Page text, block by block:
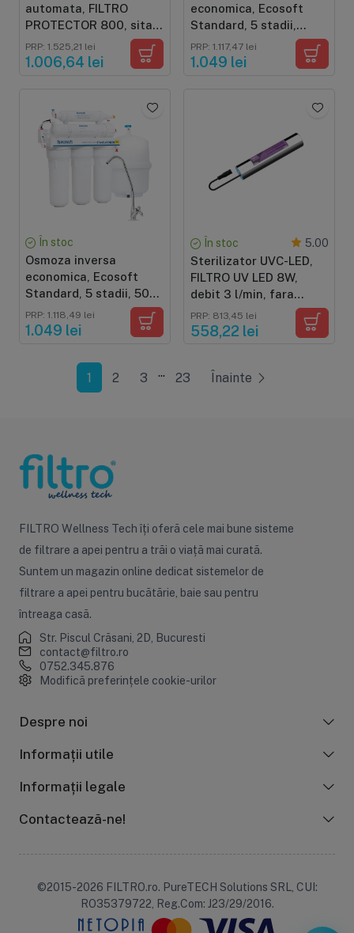
automata, FILTRO
PROTECTOR 800, sita
de inox de 40 microni,
purjare la 7, 15 sau 30
PRP: 1.525,21 lei
1.006,64 lei
economica, Ecosoft
Standard, 5 stadii,
membrana 50 GPD,
cartus remineralizare
PRP: 1.117,47 lei
1.049 lei
În stoc
Osmoza inversa
economica, Ecosoft
Standard, 5 stadii, 50
GPD, postfiltru cu
carbune activat din
PRP: 1.118,49 lei
1.049 lei
În stoc 5.00
Sterilizator UVC-LED,
FILTRO UV LED 8W,
debit 3 l/min, fara
mercur si chimicale,
durata de viata 5 ani
PRP: 813,45 lei
558,22 lei
1 2 3 ... 23 Înainte
FILTRO Wellness Tech îți oferă cele mai bune sisteme
de filtrare a apei pentru a trăi o viață mai curată.
Suntem un magazin online dedicat sistemelor de
filtrare a apei pentru bucătărie, baie sau pentru
întreaga casă.
Str. Piscul Crăsani, 2D, Bucuresti
contact@filtro.ro
0752.345.876
Modifică preferințele cookie-urilor
Despre noi
Informații utile
Informații legale
Contactează-ne!
©2015-2026 FILTRO.ro. PureTECH Solutions SRL, CUI:
RO35379722, Reg.Com: J23/29/2016.